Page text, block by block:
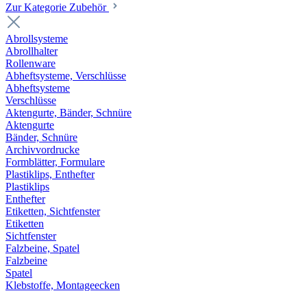
Zur Kategorie Zubehör
Abrollsysteme
Abrollhalter
Rollenware
Abheftsysteme, Verschlüsse
Abheftsysteme
Verschlüsse
Aktengurte, Bänder, Schnüre
Aktengurte
Bänder, Schnüre
Archivvordrucke
Formblätter, Formulare
Plastiklips, Enthefter
Plastiklips
Enthefter
Etiketten, Sichtfenster
Etiketten
Sichtfenster
Falzbeine, Spatel
Falzbeine
Spatel
Klebstoffe, Montageecken